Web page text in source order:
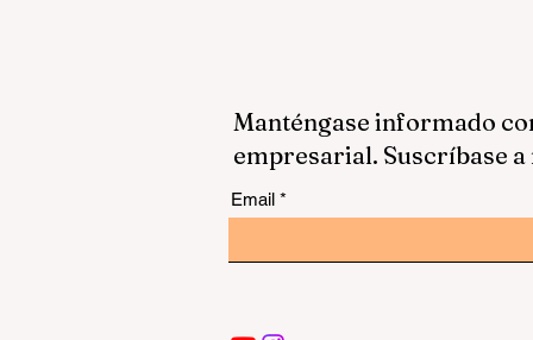
Manténgase informado
empresarial. Suscríbase
Email